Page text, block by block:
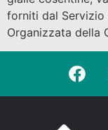
forniti dal Servizio
Organizzata della